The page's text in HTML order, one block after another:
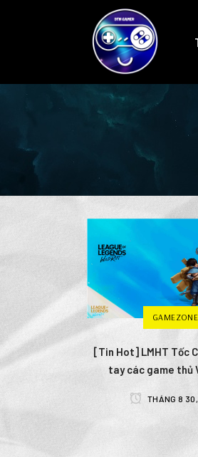
GAMEZONE
[Tin Hot] LMHT Tốc
tay các game thủ
THÁNG 8